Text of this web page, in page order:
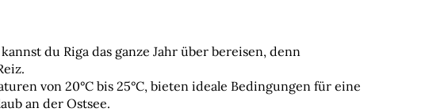
du Riga das ganze Jahr über bereisen, denn
von 20°C bis 25°C, bieten ideale Bedingungen für eine
an der Ostsee.